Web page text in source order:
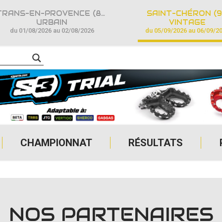
CHAMPIONNAT RÉSULTATS
TRANS-EN-PROVENCE (83)
URBAIN
du 01/08/2026 au 02/08/2026
SAINT-CHÉRON
VINTAGE
du 05/09/2026 au 06/09/
NOS PARTENAIRES